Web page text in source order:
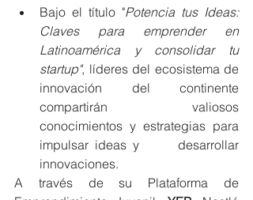
Bajo el título "Potencia tus Ideas:
Claves para emprender en
Latinoamérica y consolidar tu
startup", líderes del ecosistema de
innovación del continente
compartirán 	valiosos
conocimientos y estrategias para
impulsar ideas y 	desarrollar
innovaciones.
A través de su Plataforma de